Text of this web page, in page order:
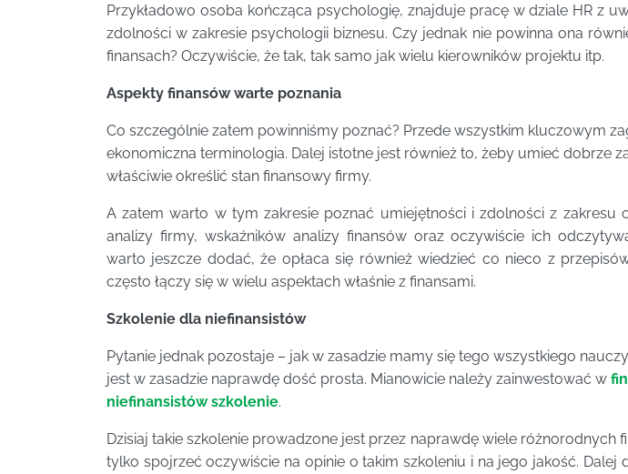
Przykładowo osoba kończąca psychologię, znajduje pracę w dziale HR z
zdolności w zakresie psychologii biznesu. Czy jednak nie powinna ona
finansach? Oczywiście, że tak, tak samo jak wielu kierowników projektu itp.
Aspekty finansów warte poznania
Co szczególnie zatem powinniśmy poznać? Przede wszystkim kluczowym
ekonomiczna terminologia. Dalej istotne jest również to, żeby umieć dobrze
właściwie określić stan finansowy firmy.
A zatem warto w tym zakresie poznać umiejętności i zdolności z zakresu
analizy firmy, wskaźników analizy finansów oraz oczywiście ich
warto jeszcze dodać, że opłaca się również wiedzieć co nieco z
często łączy się w wielu aspektach właśnie z finansami.
Szkolenie dla niefinansistów
Pytanie jednak pozostaje – jak w zasadzie mamy się tego wszystkiego
jest w zasadzie naprawdę dość prosta. Mianowicie należy zainwestować w
niefinansistów szkolenie.
Dzisiaj takie szkolenie prowadzone jest przez naprawdę wiele różnorodnych
tylko spojrzeć oczywiście na opinie o takim szkoleniu i na jego jakość. Dalej